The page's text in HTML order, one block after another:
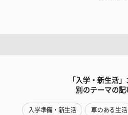
「入学・新生活
別のテーマの記
入学準備・新生活 車のある生活